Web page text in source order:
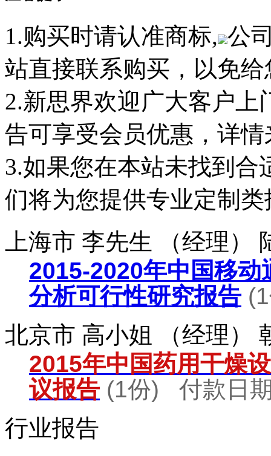
1.购买时请认准商标, 公
站直接联系购买，以免
2.新思界欢迎广大客户
告可享受会员优惠，详
3.如果您在本站未找到
们将为您提供专业定制类
上海市 李先生 （经理）
2015-2020年中国移
分析可行性研究报告(1
北京市 高小姐 （经理）
2015年中国药用干燥
议报告 (1份) 付款日
行业报告